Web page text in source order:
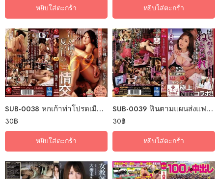
หยิบใส่ตะกร้า หยิบใส่ตะกร้า
SUB-0038 หกเก้าท่าโปรดเมียโดดเล่นชู้
30฿
หยิบใส่ตะกร้า
SUB-0039 ฟินตามแผนส่งแฟนให้อัด
30฿
หยิบใส่ตะกร้า